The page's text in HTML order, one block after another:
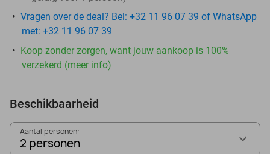
Vragen over de deal? Bel: +32 11 96 07 39 of WhatsApp
met: +32 11 96 07 39
Koop zonder zorgen, want jouw aankoop is 100%
verzekerd (meer info)
Beschikbaarheid
Aantal personen:
2 personen